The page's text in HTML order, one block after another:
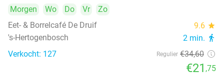
Morgen Wo Do Vr
Zo
Eet- & Borrelcafé De Druif
9.6 star
's-Hertogenbosch 2 min. directions_walk
Verkocht: 127 Regulier €34,60
€21 ,75